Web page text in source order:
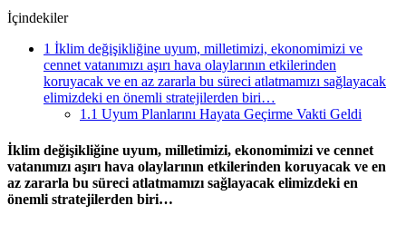
İçindekiler
1 İklim değişikliğine uyum, milletimizi, ekonomimizi ve
cennet vatanımızı aşırı hava olaylarının etkilerinden
koruyacak ve en az zararla bu süreci atlatmamızı sağlayacak
elimizdeki en önemli stratejilerden biri…
1.1 Uyum Planlarını Hayata Geçirme Vakti Geldi
İklim değişikliğine uyum, milletimizi, ekonomimizi ve cennet
vatanımızı aşırı hava olaylarının etkilerinden koruyacak ve en
az zararla bu süreci atlatmamızı sağlayacak elimizdeki en
önemli stratejilerden biri…